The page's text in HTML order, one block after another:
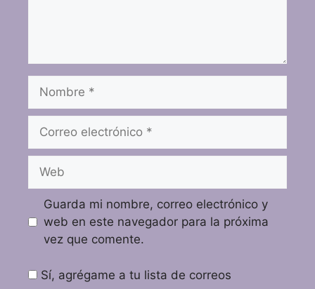
Guarda mi nombre, correo electrónico y
web en este navegador para la próxima
vez que comente.
Sí, agrégame a tu lista de correos